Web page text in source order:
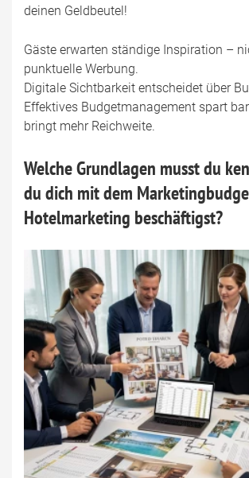
deinen Geldbeutel!
Gäste erwarten ständige Inspiration –
punktuelle Werbung.
Digitale Sichtbarkeit entscheidet über
Effektives Budgetmanagement spart
bringt mehr Reichweite.
Welche Grundlagen musst du
du dich mit dem
Hotelmarketing beschäftigst?